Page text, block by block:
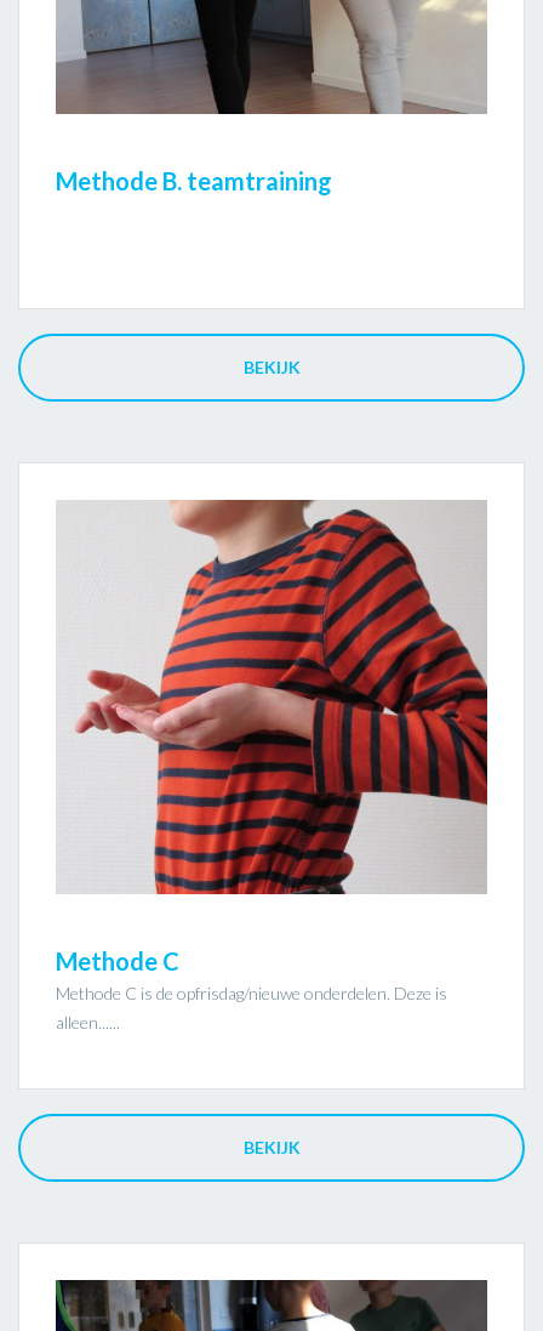
Methode B. teamtraining
BEKIJK
Methode C
Methode C is de opfrisdag/nieuwe onderdelen. Deze is
alleen......
BEKIJK